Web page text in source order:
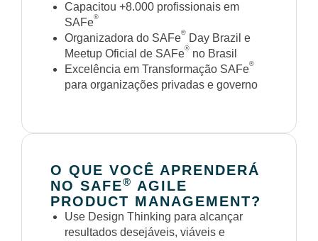
Capacitou +8.000 profissionais em
SAFe®
Organizadora do SAFe® Day Brazil e
Meetup Oficial de SAFe® no Brasil
Excelência em Transformação SAFe®
para organizações privadas e governo
O QUE VOCÊ APRENDERÁ
NO SAFE® AGILE
PRODUCT MANAGEMENT?
Use Design Thinking para alcançar
resultados desejáveis, viáveis e